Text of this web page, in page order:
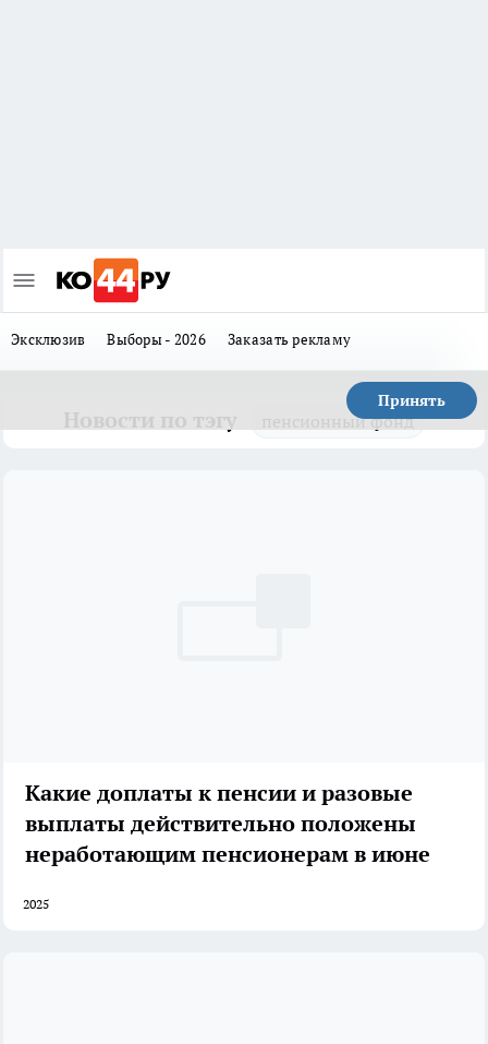
Эксклюзив Выборы - 2026 Заказать рекламу
Принять
пенсионный фонд
Какие доплаты к пенсии и разовые
выплаты действительно положены
неработающим пенсионерам в июне
2025